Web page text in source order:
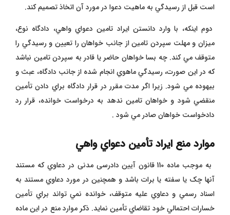
است قبل از رسيدگي به ماهيت دعوا در مورد آن اتخاذ تصميم کند.
دوم اینکه، با وارد دانستن ايراد تامين دعواي واهي، دادگاه نوع،
میزان و مهلت سپردن تامین از جانب خواهان را تعيين و رسيدگي را
متوقف مي کند. چه بسا خواهان حاضر يا قادر به سپردن تامين نباشد
که در اين صورت، رسيدگي ماهوي انجام شده از جانب دادگاه، عبث و
بيهوده مي شود. زيرا اگر مدت مقرر در قرار دادگاه براي دادن تأمين
منقضي شود و خواهان تامين ندهد به درخواست خوانده، قرار رد
دادخواست خواهان صادر مي شود .
موارد منع ايراد تأمين دعواي واهي
به موجب ماده 110 قانون آیین دادرسی مدنی در دعاوي که مستند
آنها چک يا سفته يا برات باشد و همچنين در مورد دعاوي مستند به
اسناد رسمي و دعاوي عليه متوقف، خوانده نمي تواند براي تأمين
خسارات احتمالي خود تقاضاي تأمين نمايد. ذکر موارد منع در اين ماده